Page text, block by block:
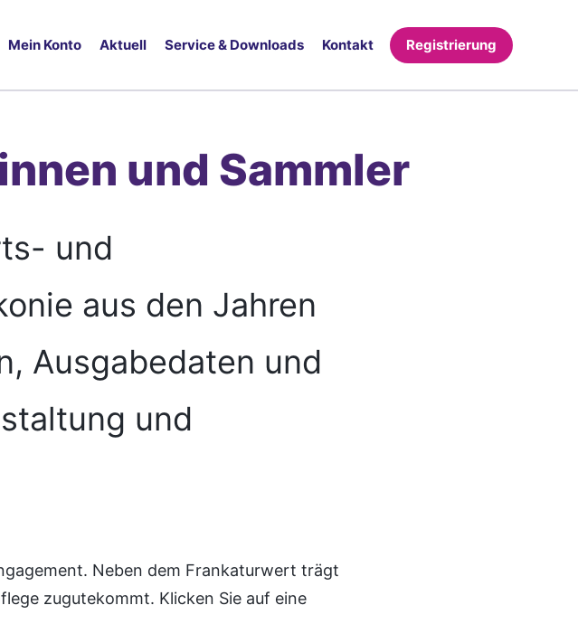
Mein Konto Aktuell Service & Downloads Kontakt Registrierung
und Sammler
und
aus den Jahren
Ausgabedaten und
und
Neben dem Frankaturwert trägt
zugutekommt. Klicken Sie auf eine